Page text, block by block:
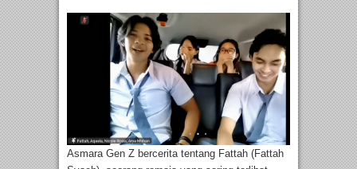
Asmara Gen Z bercerita tentang Fattah (Fattah